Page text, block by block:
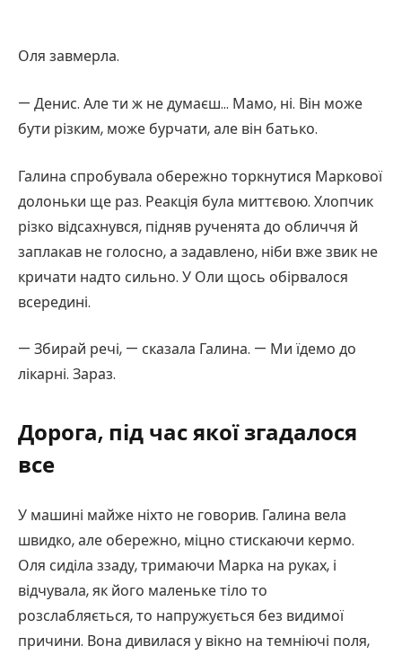
Оля завмерла.
— Денис. Але ти ж не думаєш… Мамо, ні. Він може
бути різким, може бурчати, але він батько.
Галина спробувала обережно торкнутися Маркової
долоньки ще раз. Реакція була миттєвою. Хлопчик
різко відсахнувся, підняв рученята до обличчя й
заплакав не голосно, а задавлено, ніби вже звик не
кричати надто сильно. У Оли щось обірвалося
всередині.
— Збирай речі, — сказала Галина. — Ми їдемо до
лікарні. Зараз.
Дорога, під час якої згадалося
все
У машині майже ніхто не говорив. Галина вела
швидко, але обережно, міцно стискаючи кермо.
Оля сиділа ззаду, тримаючи Марка на руках, і
відчувала, як його маленьке тіло то
розслабляється, то напружується без видимої
причини. Вона дивилася у вікно на темніючі поля,